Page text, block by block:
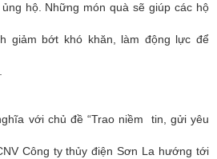
hộ. Những món quà sẽ giúp các hộ
giảm bớt khó khăn, làm động lực để
với chủ đề “Trao niềm tin, gửi yêu
Công ty thủy điện Sơn La hướng tới